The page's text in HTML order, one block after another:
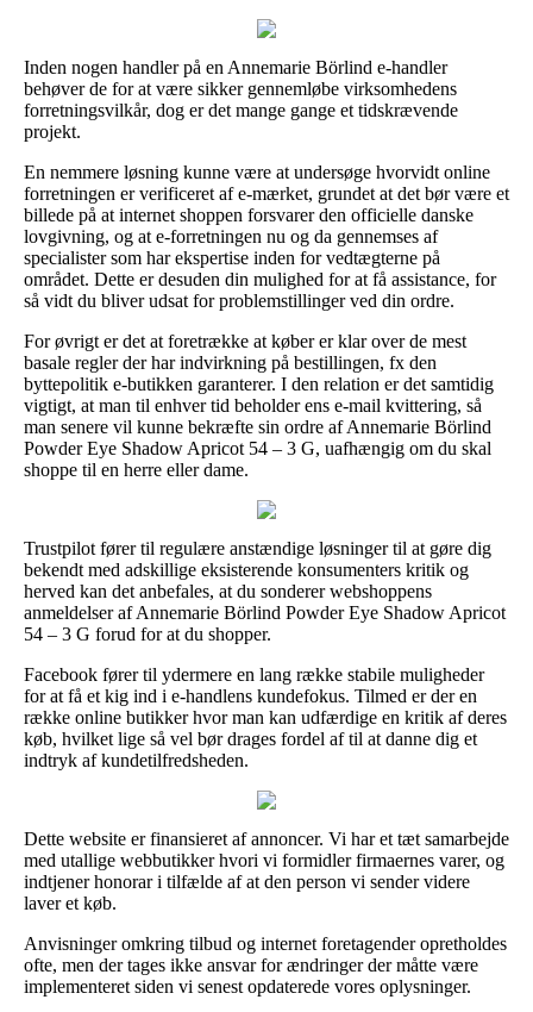
Inden nogen handler på en Annemarie Börlind e-handler
behøver de for at være sikker gennemløbe virksomhedens
forretningsvilkår, dog er det mange gange et tidskrævende
projekt.
En nemmere løsning kunne være at undersøge hvorvidt online
forretningen er verificeret af e-mærket, grundet at det bør være et
billede på at internet shoppen forsvarer den officielle danske
lovgivning, og at e-forretningen nu og da gennemses af
specialister som har ekspertise inden for vedtægterne på
området. Dette er desuden din mulighed for at få assistance, for
så vidt du bliver udsat for problemstillinger ved din ordre.
For øvrigt er det at foretrække at køber er klar over de mest
basale regler der har indvirkning på bestillingen, fx den
byttepolitik e-butikken garanterer. I den relation er det samtidig
vigtigt, at man til enhver tid beholder ens e-mail kvittering, så
man senere vil kunne bekræfte sin ordre af Annemarie Börlind
Powder Eye Shadow Apricot 54 – 3 G, uafhængig om du skal
shoppe til en herre eller dame.
Trustpilot fører til regulære anstændige løsninger til at gøre dig
bekendt med adskillige eksisterende konsumenters kritik og
herved kan det anbefales, at du sonderer webshoppens
anmeldelser af Annemarie Börlind Powder Eye Shadow Apricot
54 – 3 G forud for at du shopper.
Facebook fører til ydermere en lang række stabile muligheder
for at få et kig ind i e-handlens kundefokus. Tilmed er der en
række online butikker hvor man kan udfærdige en kritik af deres
køb, hvilket lige så vel bør drages fordel af til at danne dig et
indtryk af kundetilfredsheden.
Dette website er finansieret af annoncer. Vi har et tæt samarbejde
med utallige webbutikker hvori vi formidler firmaernes varer, og
indtjener honorar i tilfælde af at den person vi sender videre
laver et køb.
Anvisninger omkring tilbud og internet foretagender opretholdes
ofte, men der tages ikke ansvar for ændringer der måtte være
implementeret siden vi senest opdaterede vores oplysninger.